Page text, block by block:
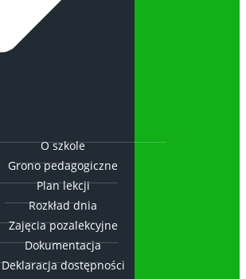
O szkole
Grono pedagogiczne
Plan lekcji
Rozkład dnia
Zajęcia pozalekcyjne
Dokumentacja
Deklaracja dostępności